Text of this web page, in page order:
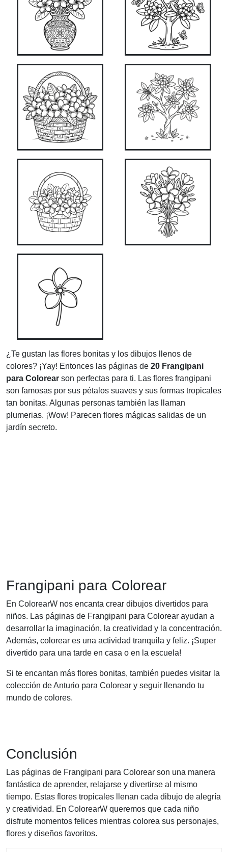
¿Te gustan las flores bonitas y los dibujos llenos de
colores? ¡Yay! Entonces las páginas de 20 Frangipani
para Colorear son perfectas para ti. Las flores frangipani
son famosas por sus pétalos suaves y sus formas tropicales
tan bonitas. Algunas personas también las llaman
plumerias. ¡Wow! Parecen flores mágicas salidas de un
jardín secreto.
Frangipani para Colorear
En ColorearW nos encanta crear dibujos divertidos para
niños. Las páginas de Frangipani para Colorear ayudan a
desarrollar la imaginación, la creatividad y la concentración.
Además, colorear es una actividad tranquila y feliz. ¡Super
divertido para una tarde en casa o en la escuela!
Si te encantan más flores bonitas, también puedes visitar la
colección deAnturio para Colorear y seguir llenando tu
mundo de colores.
Conclusión
Las páginas de Frangipani para Colorear son una manera
fantástica de aprender, relajarse y divertirse al mismo
tiempo. Estas flores tropicales llenan cada dibujo de alegría
y creatividad. En ColorearW queremos que cada niño
disfrute momentos felices mientras colorea sus personajes,
flores y diseños favoritos.